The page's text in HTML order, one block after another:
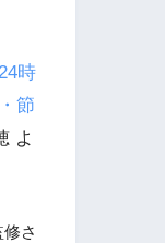
時
節
よ
さ